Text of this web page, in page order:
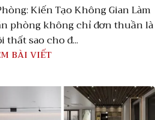
Kiến Tạo Không Gian Làm
phòng không chỉ đơn thuần là
thất sao cho đ...
BÀI VIẾT